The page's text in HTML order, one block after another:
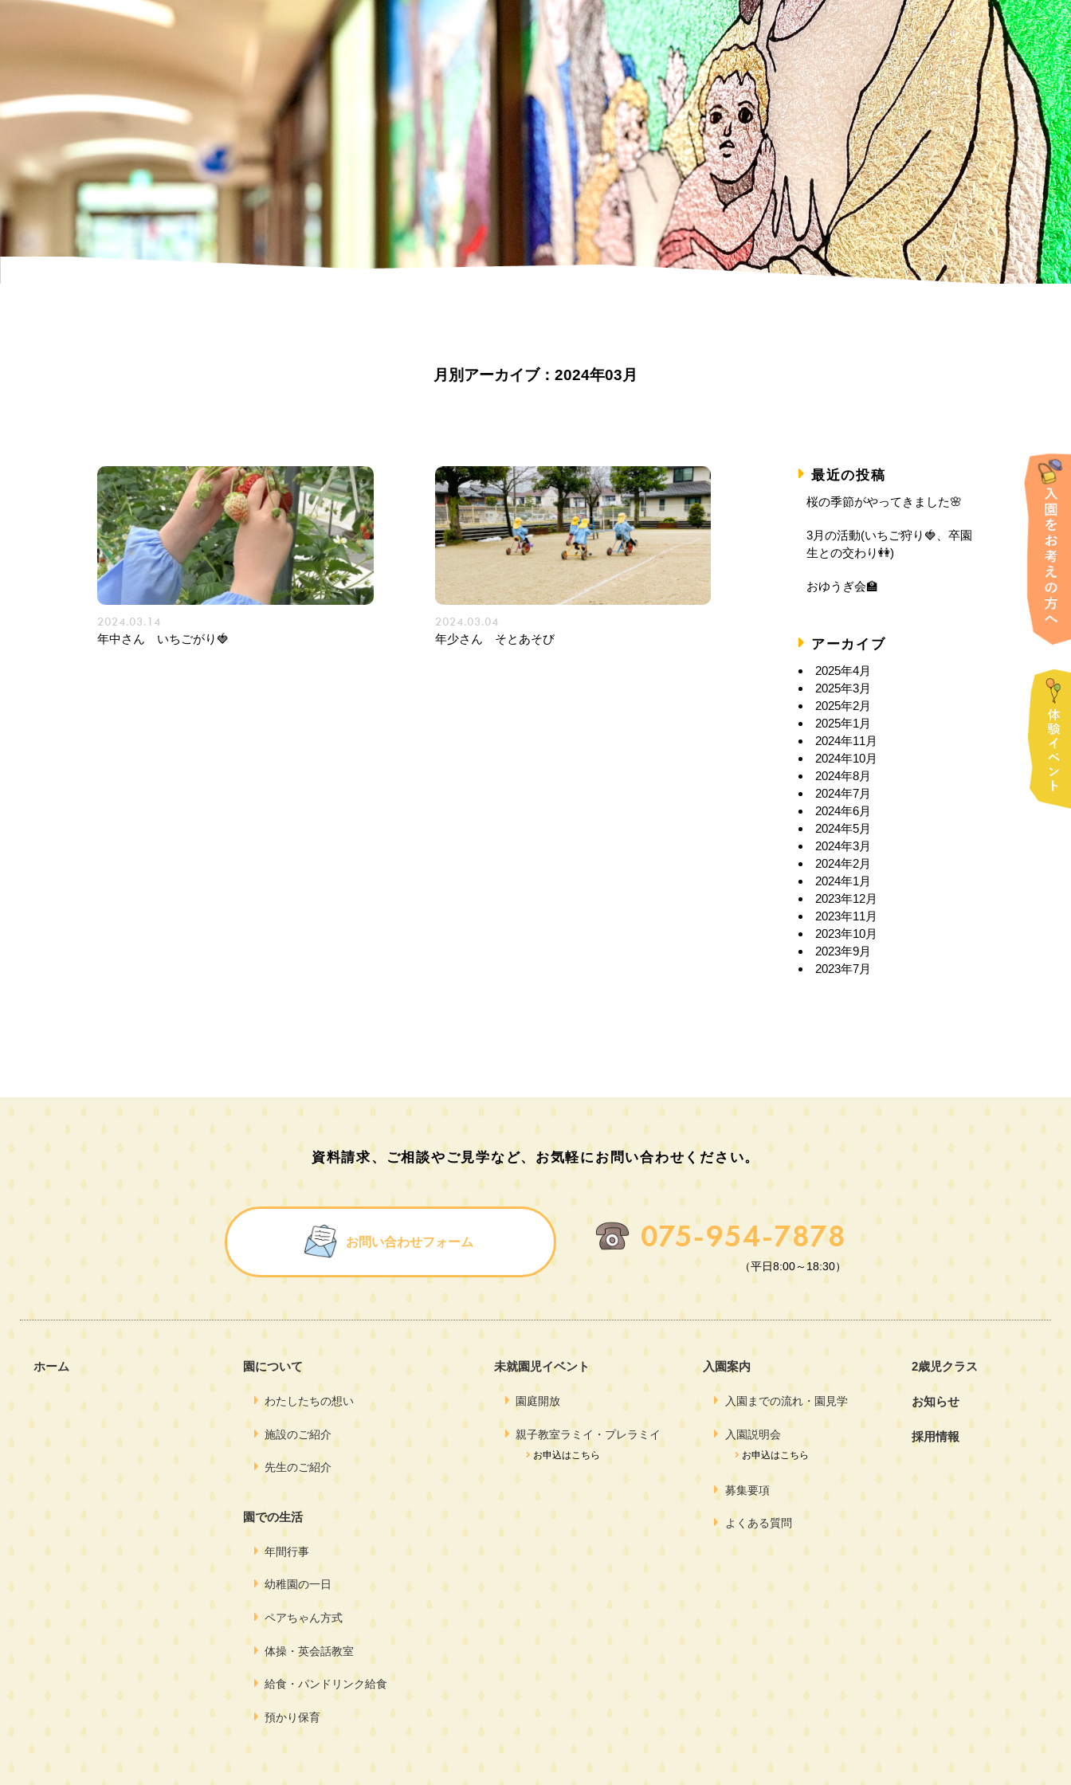
月別アーカイブ：2024年03月
2024.03.14
年中さん いちごがり🍓
2024.03.04
年少さん そとあそび
最近の投稿
桜の季節がやってきました🌸
3月の活動(いちご狩り🍓、卒園
生との交わり👭)
おゆうぎ会🏫
アーカイブ
2025年4月
2025年3月
2025年2月
2025年1月
2024年11月
2024年10月
2024年8月
2024年7月
2024年6月
2024年5月
2024年3月
2024年2月
2024年1月
2023年12月
2023年11月
2023年10月
2023年9月
2023年7月
資料請求、ご相談やご見学など、 お気軽にお問い合わせください。
お問い合わせフォーム 075-954-7878
（平日8:00～18:30）
ホーム 園について
わたしたちの想い
施設のご紹介
先生のご紹介
園での生活
年間行事
幼稚園の一日
ペアちゃん方式
体操・英会話教室
給食・パンドリンク給食
預かり保育
未就園児イベント
園庭開放
親子教室ラミイ・プレラミイ
お申込はこちら
入園案内
入園までの流れ・園見学
入園説明会
お申込はこちら
募集要項
よくある質問
2歳児クラス
お知らせ
採用情報